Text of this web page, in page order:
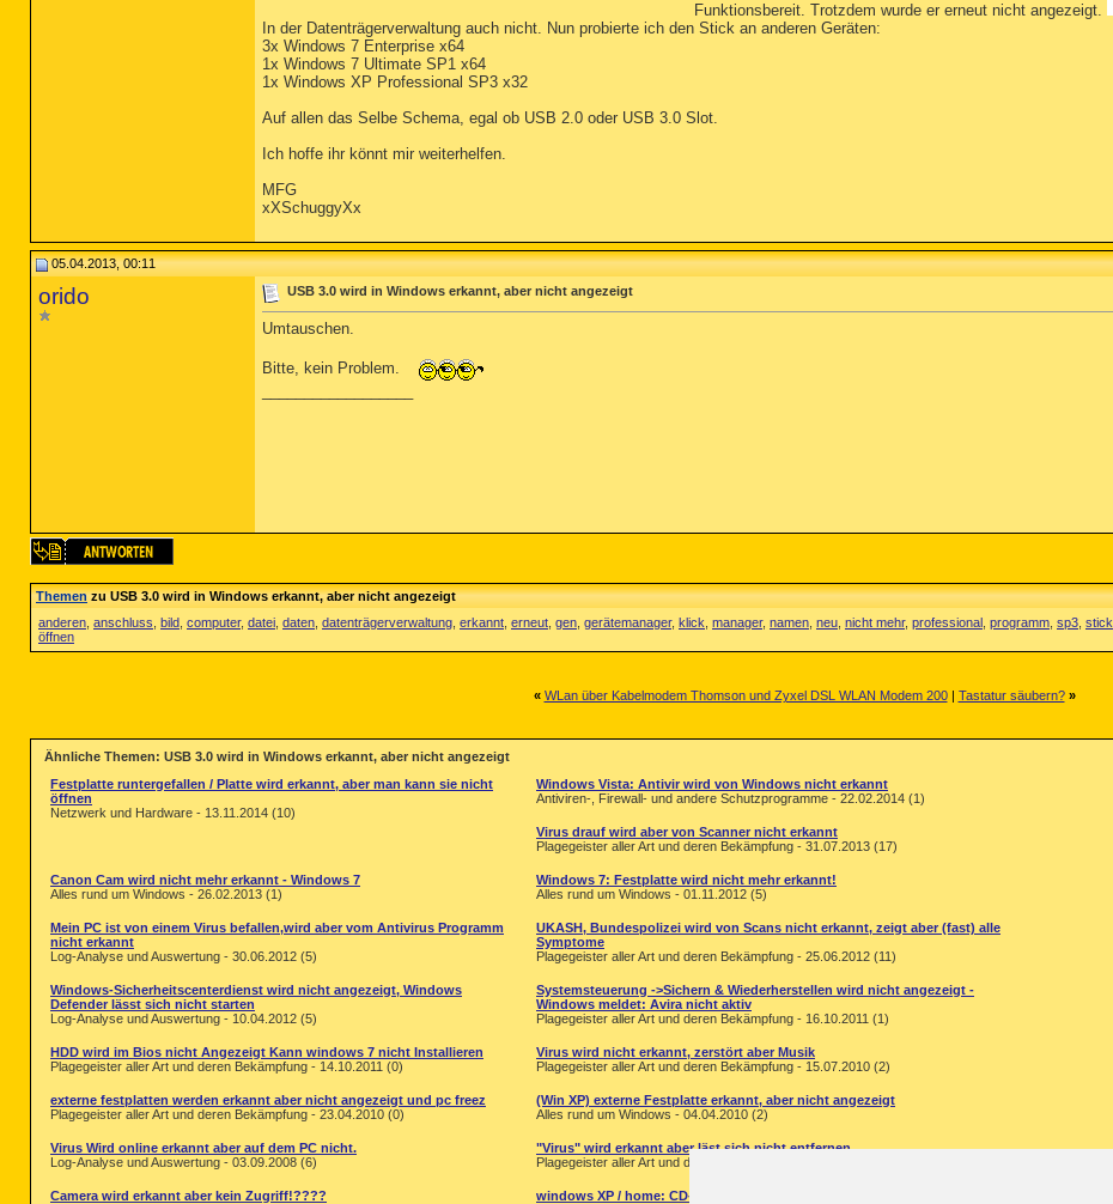
Funktionsbereit. Trotzdem wurde er erneut nicht angezeigt.
In der Datenträgerverwaltung auch nicht. Nun probierte ich den Stick an anderen Geräten:
3x Windows 7 Enterprise x64
1x Windows 7 Ultimate SP1 x64
1x Windows XP Professional SP3 x32
Auf allen das Selbe Schema, egal ob USB 2.0 oder USB 3.0 Slot.
Ich hoffe ihr könnt mir weiterhelfen.
MFG
xXSchuggyXx
05.04.2013, 00:11
orido USB 3.0 wird in Windows erkannt, aber nicht angezeigt
Umtauschen.
Bitte, kein Problem.
Themenzu USB 3.0 wird in Windows erkannt, aber nicht angezeigt
anderen anschluss bild computer, datei daten datenträgerverwaltung erkannt erneut gen gerätemanager, klick manager, namen neu nicht mehr, professional programm sp3 stick
öffnen
« WLan über Kabelmodem Thomson und Zyxel DSL WLAN Modem 200| Tastatur säubern? »
Ähnliche Themen: USB 3.0 wird in Windows erkannt, aber nicht angezeigt
Festplatte runtergefallen / Platte wird erkannt, aber man kann sie nicht
öffnen
Netzwerk und Hardware - 13.11.2014 (10)
Windows Vista: Antivir wird von Windows nicht erkannt
Antiviren-, Firewall- und andere Schutzprogramme - 22.02.2014 (1)
Virus drauf wird aber von Scanner nicht erkannt
Plagegeister aller Art und deren Bekämpfung - 31.07.2013 (17)
Canon Cam wird nicht mehr erkannt - Windows 7
Alles rund um Windows - 26.02.2013 (1)
Windows 7: Festplatte wird nicht mehr erkannt!
Alles rund um Windows - 01.11.2012 (5)
Mein PC ist von einem Virus befallen,wird aber vom Antivirus Programm
nicht erkannt
Log-Analyse und Auswertung - 30.06.2012 (5)
UKASH, Bundespolizei wird von Scans nicht erkannt, zeigt aber (fast) alle
Symptome
Plagegeister aller Art und deren Bekämpfung - 25.06.2012 (11)
Windows-Sicherheitscenterdienst wird nicht angezeigt, Windows
Defender lässt sich nicht starten
Log-Analyse und Auswertung - 10.04.2012 (5)
Systemsteuerung ->Sichern & Wiederherstellen wird nicht angezeigt -
Windows meldet: Avira nicht aktiv
Plagegeister aller Art und deren Bekämpfung - 16.10.2011 (1)
HDD wird im Bios nicht Angezeigt Kann windows 7 nicht Installieren
Plagegeister aller Art und deren Bekämpfung - 14.10.2011 (0)
Virus wird nicht erkannt, zerstört aber Musik
Plagegeister aller Art und deren Bekämpfung - 15.07.2010 (2)
externe festplatten werden erkannt aber nicht angezeigt und pc freez
Plagegeister aller Art und deren Bekämpfung - 23.04.2010 (0)
(Win XP) externe Festplatte erkannt, aber nicht angezeigt
Alles rund um Windows - 04.04.2010 (2)
Virus Wird online erkannt aber auf dem PC nicht.
Log-Analyse und Auswertung - 03.09.2008 (6)
"Virus" wird erkannt aber läst sich nicht entfernen
Plagegeister aller Art und deren Bekämpfung - 09.02.2007 (6)
Camera wird erkannt aber kein Zugriff!????
windows XP / home: CD-laufwerk wird nicht mehr erkannt